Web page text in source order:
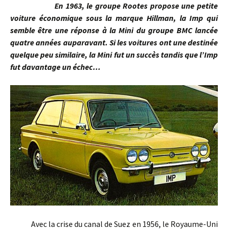
En 1963, le groupe Rootes propose une petite
voiture économique sous la marque Hillman, la Imp qui
semble être une réponse à la Mini du groupe BMC lancée
quatre années auparavant. Si les voitures ont une destinée
quelque peu similaire, la Mini fut un succès tandis que l’Imp
fut davantage un échec…
Avec la crise du canal de Suez en 1956, le Royaume-Uni